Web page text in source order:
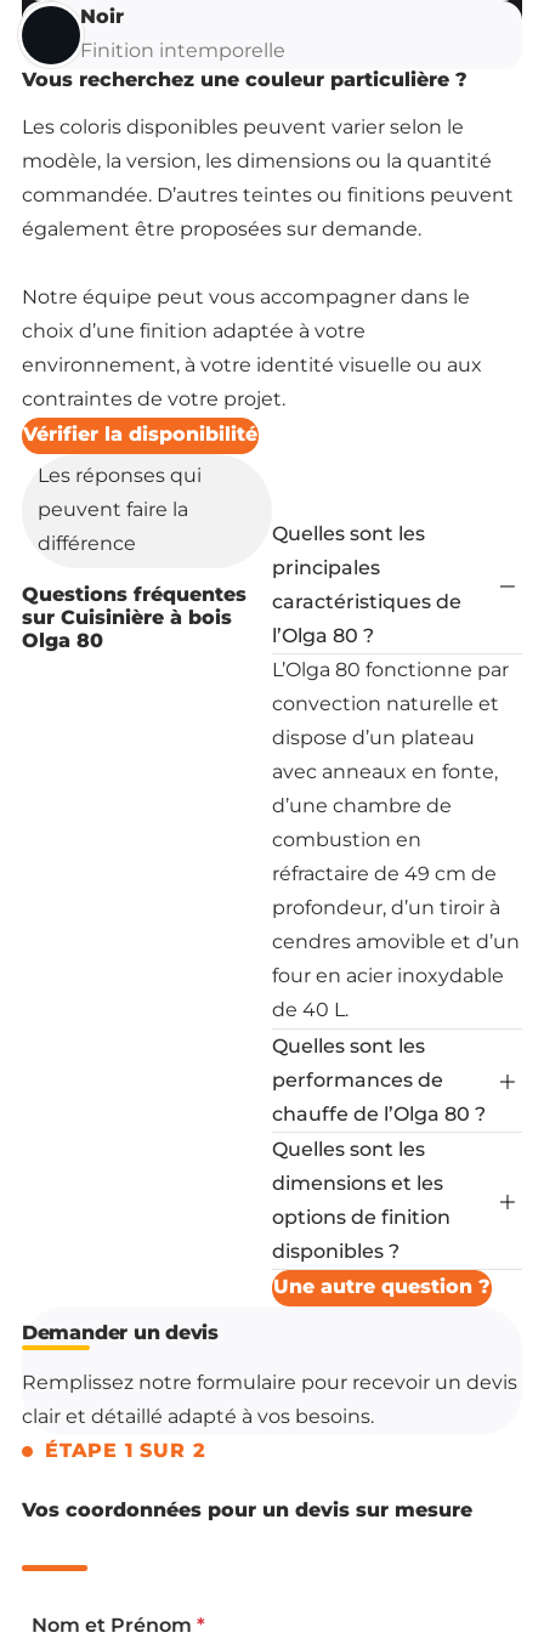
Noir
Finition intemporelle
Vous recherchez une couleur particulière ?
Les coloris disponibles peuvent varier selon le
modèle, la version, les dimensions ou la quantité
commandée. D’autres teintes ou finitions peuvent
également être proposées sur demande.
Notre équipe peut vous accompagner dans le
choix d’une finition adaptée à votre
environnement, à votre identité visuelle ou aux
contraintes de votre projet.
Vérifier la disponibilité
Questions fréquentes
sur Cuisinière à bois
Olga 80
Les réponses qui
peuvent faire la
différence
Quelles sont les
principales
caractéristiques de
l’Olga 80 ?
L’Olga 80 fonctionne par
convection naturelle et
dispose d’un plateau
avec anneaux en fonte,
d’une chambre de
combustion en
réfractaire de 49 cm de
profondeur, d’un tiroir à
cendres amovible et d’un
four en acier inoxydable
de 40 L.
Quelles sont les
performances de
chauffe de l’Olga 80 ?
Quelles sont les
dimensions et les
options de finition
disponibles ?
Une autre question ?
Vos coordonnées pour un devis sur mesure
Nom et Prénom *
Demander un devis
Remplissez notre formulaire pour recevoir un devis
clair et détaillé adapté à vos besoins.